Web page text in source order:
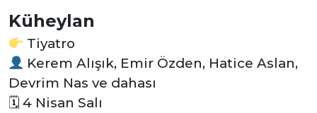
Küheylan
Tiyatro
Kerem Alışık, Emir Özden, Hatice Aslan,
Devrim Nas ve dahası
🗓 4 Nisan Salı